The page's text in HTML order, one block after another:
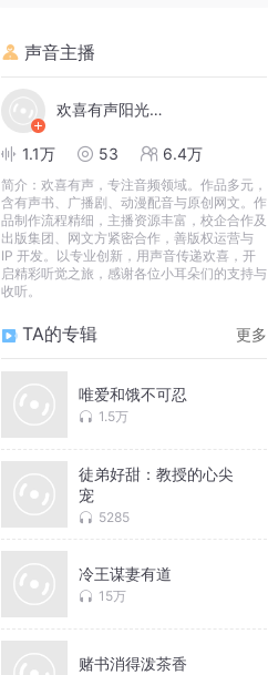
声音主播
欢喜有声阳光出品
1.1万 53 6.4万
简介： 欢喜有声，专注音频领域。作品多元，
含有声书、广播剧、动漫配音与原创网文。作
品制作流程精细，主播资源丰富，校企合作及
出版集团、网文方紧密合作，善版权运营与
IP 开发。以专业创新，用声音传递欢喜，开
启精彩听觉之旅，感谢各位小耳朵们的支持与
收听。
TA的专辑 更多
唯爱和饿不可忍
1.5万
徒弟好甜：教授的心尖
宠
5285
冷王谋妻有道
15万
赌书消得泼茶香